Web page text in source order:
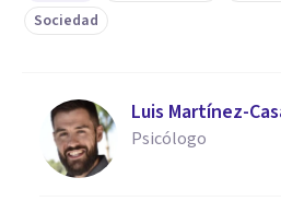
Sociedad
Luis Martínez-
Psicólogo